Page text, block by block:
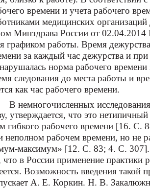
времени и учета рабочего
медицинских
Минздрава России от
графиком работы. Время
за каждый час дежурства и
норма рабочего
следования до места работы и
как час рабочего времени.
В немногочисленных
утверждается, что это
гибкого рабочего времени [16. С.
неполном рабочем времени, но не
максимум» [12. С. 83; 4. С.
что в России применение
Возможность введения такой
А. Е. Коркин. Н. В.